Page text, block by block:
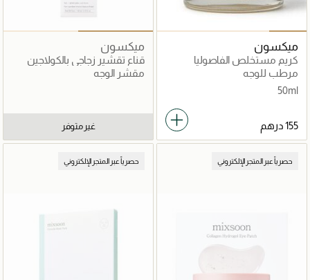
ميكسون
كريم مستخلص الفاصوليا
المخمّرة
مرطب للوجه
50ml
ميكسون
قناع تقشير زجاجي بالكولاجين
مقشر الوجه
غير متوفر
حصرياً عبر المتجر الإلكتروني حصرياً عبر المتجر الإلكتروني